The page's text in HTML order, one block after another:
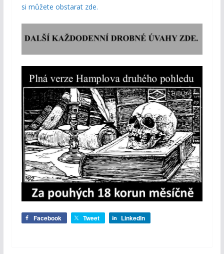
si můžete obstarat zde.
Facebook Tweet LinkedIn